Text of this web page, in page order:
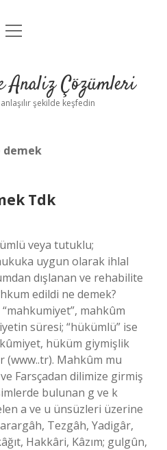
Uyarı
menüyü
Analiz Çözümleri
şekilde keşfedin
demek
Tdk
veya tutuklu;
uygun olarak ihlal
dışlanan ve rehabilite
edildi ne demek?
mahkûm
süresi; “hükümlü” ise
hüküm giymişlik
(www..tr). Mahkûm mu
Farsçadan dilimize girmiş
bulunan g ve k
a ve u ünsüzleri üzerine
Tezgâh, Yadigâr,
Hakkâri, Kâzım; gulgûn,